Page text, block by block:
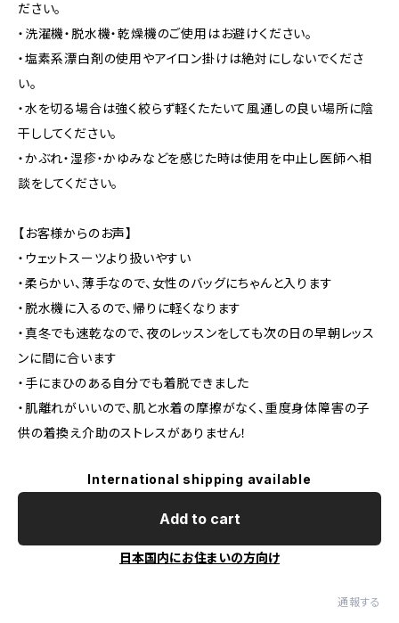
ださい。
・洗濯機・脱水機・乾燥機のご使用はお避けください。
・塩素系漂白剤の使用やアイロン掛けは絶対にしないでくださ
い。
・水を切る場合は強く絞らず軽くたたいて風通しの良い場所に陰
干ししてください。
・かぶれ・湿疹・かゆみなどを感じた時は使用を中止し医師へ相
談をしてください。
【お客様からのお声】
・ウェットスーツより扱いやすい
・柔らかい、薄手なので、女性のバッグにちゃんと入ります
・脱水機に入るので、帰りに軽くなります
・真冬でも速乾なので、夜のレッスンをしても次の日の早朝レッス
ンに間に合います
・手にまひのある自分でも着脱できました
・肌離れがいいので、肌と水着の摩擦がなく、重度身体障害の子
供の着換え介助のストレスがありません！
International shipping available
Add to cart
日本国内にお住まいの方向け
通報する